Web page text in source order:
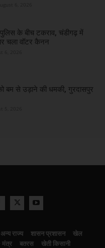
के बीच टकराव, चंडीगढ़ में
चला वॉटर कैनन
बम से उड़ाने की धमकी, गुरदासपुर
अन्य राज्य शासन प्रशासन
खेल
मंत्र बतरस
खेती किसानी